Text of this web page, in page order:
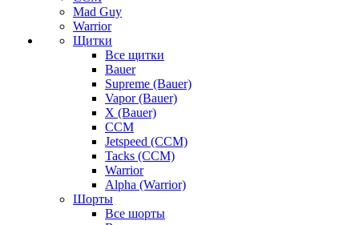
Mad Guy
Warrior
Щитки
Все щитки
Bauer
Supreme (Bauer)
Vapor (Bauer)
X (Bauer)
CCM
Jetspeed (CCM)
Tacks (CCM)
Warrior
Alpha (Warrior)
Шорты
Все шорты